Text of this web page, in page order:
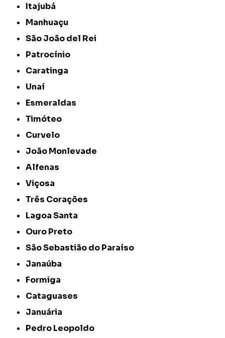
Itajubá
Manhuaçu
São João del Rei
Patrocínio
Caratinga
Unaí
Esmeraldas
Timóteo
Curvelo
João Monlevade
Alfenas
Viçosa
Três Corações
Lagoa Santa
Ouro Preto
São Sebastião do Paraíso
Janaúba
Formiga
Cataguases
Januária
Pedro Leopoldo